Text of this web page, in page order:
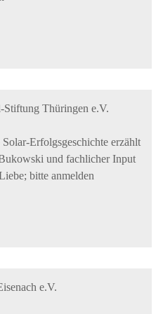
Thüringen e.V.
Erfolgsgeschichte erzählt
und fachlicher Input
bitte anmelden
e.V.